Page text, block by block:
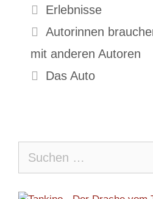
Kategorien
Erlebnisse
Autorinnen
mit anderen Autoren
Das Auto
nach: